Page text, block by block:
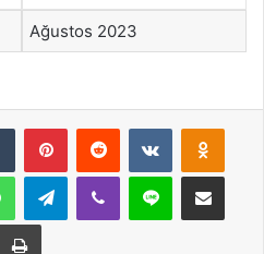
Ağustos 2023
Tumblr PinterestReddit VKontakte
WhatsAppTelegramViber Line E-Posta ile
Yazdır